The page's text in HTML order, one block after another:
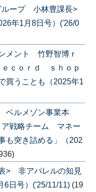
ループ 小林豊課長>
年1月8日号）('26/0
メント 竹野智博ｒ
ｃｏｒｄ ｓｈｏｐ
買うことも（2025年1
ルメゾン事業本
戦略チーム マネー
も突き詰める」（202
> 非アパレルの知見
6日号）('25/11/11) (19